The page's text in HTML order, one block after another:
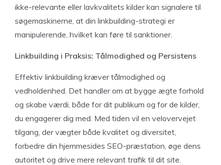
ikke-relevante eller lavkvalitets kilder kan signalere til
søgemaskinerne, at din linkbuilding-strategi er
manipulerende, hvilket kan føre til sanktioner.
Linkbuilding i Praksis: Tålmodighed og Persistens
Effektiv linkbuilding kræver tålmodighed og
vedholdenhed. Det handler om at bygge ægte forhold
og skabe værdi, både for dit publikum og for de kilder,
du engagerer dig med. Med tiden vil en velovervejet
tilgang, der vægter både kvalitet og diversitet,
forbedre din hjemmesides SEO-præstation, øge dens
autoritet og drive mere relevant trafik til dit site.